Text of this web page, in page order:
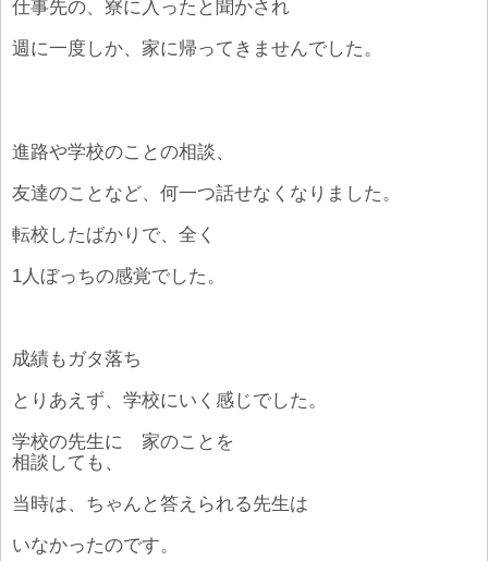
仕事先の、寮に入ったと聞かされ
週に一度しか、家に帰ってきませんでした。
進路や学校のことの相談、
友達のことなど、何一つ話せなくなりました。
転校したばかりで、全く
1人ぼっちの感覚でした。
成績もガタ落ち
とりあえず、学校にいく感じでした。
学校の先生に 家のことを
相談しても、
当時は、ちゃんと答えられる先生は
いなかったのです。